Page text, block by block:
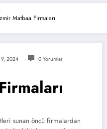
Matbaa Firmaları
2024 0 Yorumlar
sunan öncü firmalardan